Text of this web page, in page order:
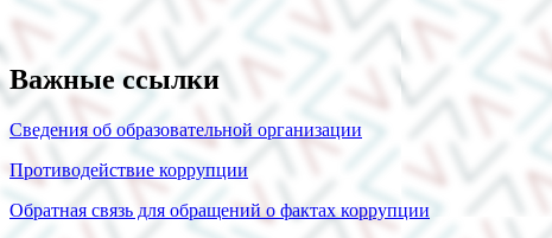
Важные ссылки
Сведения об образовательной организации
Противодействие коррупции
Обратная связь для обращений о фактах коррупции